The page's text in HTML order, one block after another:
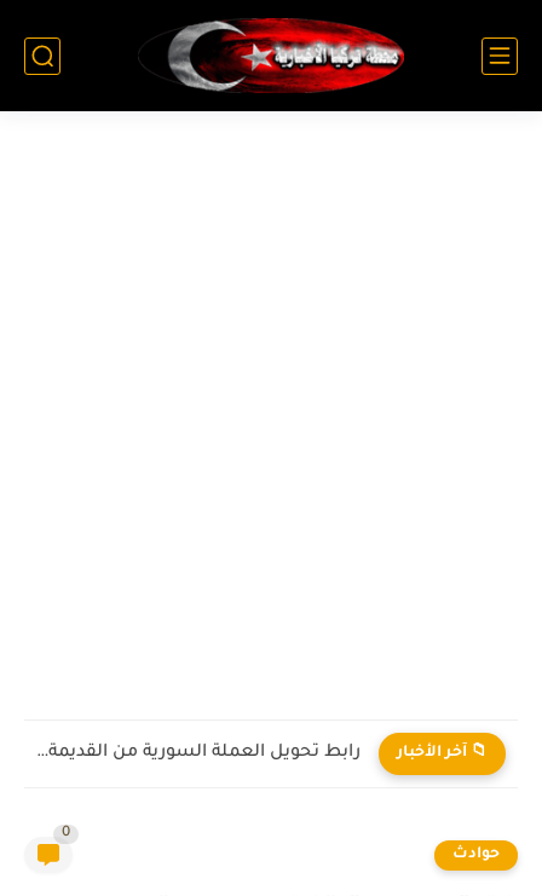
📁 آخر الأخبار رابط تحويل العملة السورية من القديمة إلى الجديدة 2026
حوادث
0